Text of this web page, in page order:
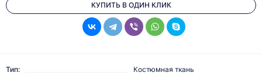
КУПИТЬ В ОДИН КЛИК
Тип:
Костюмная ткань